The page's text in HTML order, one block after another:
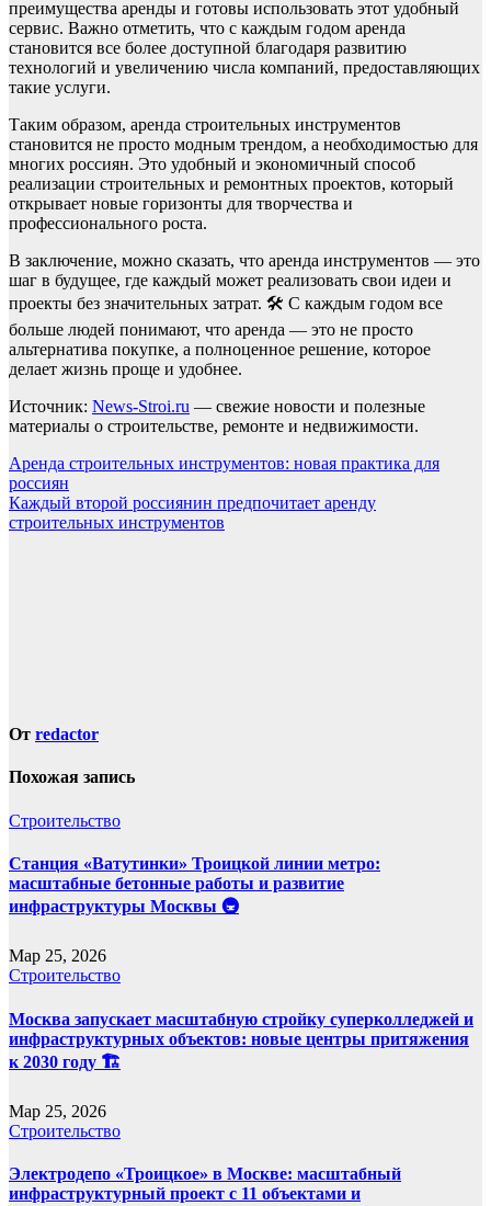
преимущества аренды и готовы использовать этот удобный
сервис. Важно отметить, что с каждым годом аренда
становится все более доступной благодаря развитию
технологий и увеличению числа компаний, предоставляющих
такие услуги.
Таким образом, аренда строительных инструментов
становится не просто модным трендом, а необходимостью для
многих россиян. Это удобный и экономичный способ
реализации строительных и ремонтных проектов, который
открывает новые горизонты для творчества и
профессионального роста.
В заключение, можно сказать, что аренда инструментов — это
шаг в будущее, где каждый может реализовать свои идеи и
проекты без значительных затрат. 🛠️ С каждым годом все
больше людей понимают, что аренда — это не просто
альтернатива покупке, а полноценное решение, которое
делает жизнь проще и удобнее.
Источник: News-Stroi.ru — свежие новости и полезные
материалы о строительстве, ремонте и недвижимости.
Навигация
по
записям
Аренда строительных инструментов: новая практика для
россиян
Каждый второй россиянин предпочитает аренду
строительных инструментов
От redactor
Похожая запись
Строительство
Станция «Ватутинки» Троицкой линии метро:
масштабные бетонные работы и развитие
инфраструктуры Москвы 🚇
Мар 25, 2026
Строительство
Москва запускает масштабную стройку суперколледжей и
инфраструктурных объектов: новые центры притяжения
к 2030 году 🏗️
Мар 25, 2026
Строительство
Электродепо «Троицкое» в Москве: масштабный
инфраструктурный проект с 11 объектами и